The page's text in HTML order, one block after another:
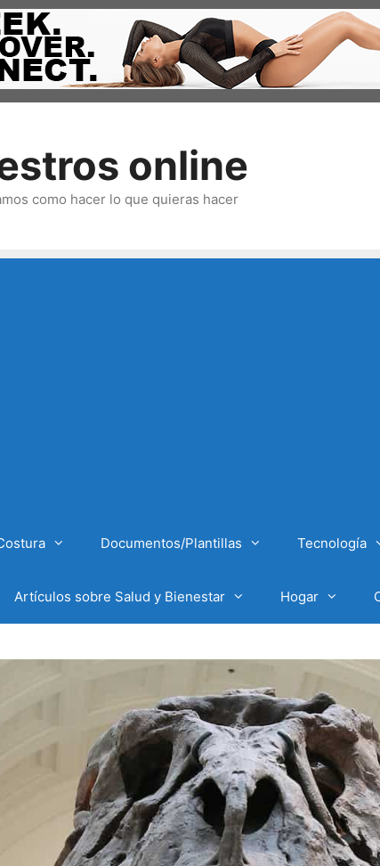
online
como hacer lo que quieras hacer
Documentos/Plantillas Tecnología
Artículos sobre Salud y Bienestar Hogar